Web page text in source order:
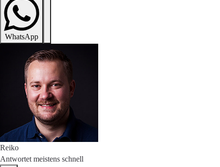
WhatsApp
Reiko
Antwortet meistens schnell